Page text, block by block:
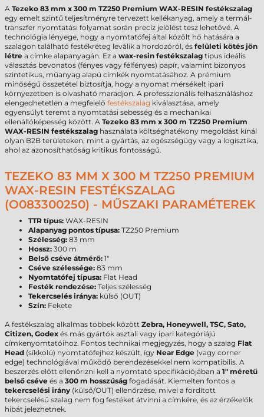
A Tezeko 83 mm x 300 m TZ250 Premium WAX-RESIN festékszalag
egy emelt szintű teljesítményre tervezett kellékanyag, amely a termál-
transzfer nyomtatási folyamat során precíz jelölést tesz lehetővé. A
technológia lényege, hogy a nyomtatófej által közölt hő hatására a
szalagon található festékréteg leválik a hordozóról, és felületi kötés jön
létre a címke alapanyagán. Ez a wax-resin festékszalag típus ideális
választás bevonatos (fényes vagy félfényes) papír, valamint bizonyos
szintetikus, műanyag alapú címkék nyomtatásához. A prémium
minőségű összetétel biztosítja, hogy a nyomat mérsékelt ipari
környezetben is olvasható maradjon. A professzionális felhasználáshoz
elengedhetetlen a megfelelő festékszalag kiválasztása, amely
egyensúlyt teremt a nyomtatási sebesség és a mechanikai
ellenállóképesség között. A Tezeko 83 mm x 300 m TZ250 Premium
WAX-RESIN festékszalag használata költséghatékony megoldást kínál
olyan B2B területeken, mint a gyártás, az egészségügy vagy a logisztika,
ahol az azonosíthatóság kritikus fontosságú.
TEZEKO 83 MM X 300 M TZ250 PREMIUM
WAX-RESIN FESTÉKSZALAG
(O083300250) - MŰSZAKI PARAMÉTEREK
TTR típus: WAX-RESIN
Alapanyag pontos típusa: TZ250 Premium
Szélesség: 83 mm
Hossz: 300 m
Belső cséve átmérő: 1"
Cséve szélessége: 83 mm
Nyomtatófej típusa: Flat Head
Festék rendezése: Teljes szélesség
Tekercselés iránya: külső (OUT)
Szín: Fekete
A festékszalag alkalmas többek között Zebra, Honeywell, TSC, Sato,
Citizen, Godex és más gyártók asztali vagy ipari kategóriájú
címkenyomtatóihoz. Fontos technikai megjegyzés, hogy a szalag Flat
Head (síkkolú) nyomtatófejhez készült, így Near Edge (vagy corner
edge) technológiával működő berendezésekkel nem kompatibilis. A
beszerzés előtt ellenőrizni kell a nyomtató specifikációjában a 1" méretű
belső cséve és a 300 m hosszúság fogadását. Kiemelten fontos a
tekercselési irány (külső/OUT) ellenőrzése, mivel a fordított
tekercselésű szalag nem fog festéket átvinni a címkére, és az érzékelők
hibát jelezhetnek.